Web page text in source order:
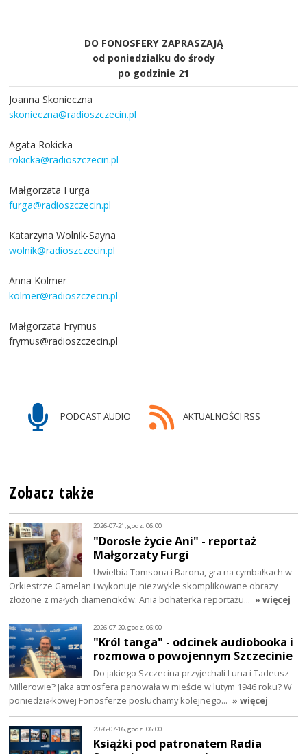
DO FONOSFERY ZAPRASZAJĄ
od poniedziałku do środy
po godzinie 21
Joanna Skonieczna
skonieczna@radioszczecin.pl
Agata Rokicka
rokicka@radioszczecin.pl
Małgorzata Furga
furga@radioszczecin.pl
Katarzyna Wolnik-Sayna
wolnik@radioszczecin.pl
Anna Kolmer
kolmer@radioszczecin.pl
Małgorzata Frymus
frymus@radioszczecin.pl
PODCAST AUDIO AKTUALNOŚCI RSS
Zobacz także
2026-07-21, godz. 06:00
"Dorosłe życie Ani" - reportaż
Małgorzaty Furgi
Uwielbia Tomsona i Barona, gra na cymbałkach w
Orkiestrze Gamelan i wykonuje niezwykle skomplikowane obrazy
złożone z małych diamencików. Ania bohaterka reportażu… » więcej
2026-07-20, godz. 06:00
"Król tanga" - odcinek audiobooka i
rozmowa o powojennym Szczecinie
Do jakiego Szczecina przyjechali Luna i Tadeusz
Millerowie? Jaka atmosfera panowała w mieście w lutym 1946 roku? W
poniedziałkowej Fonosferze posłuchamy kolejnego… » więcej
2026-07-16, godz. 06:00
Książki pod patronatem Radia